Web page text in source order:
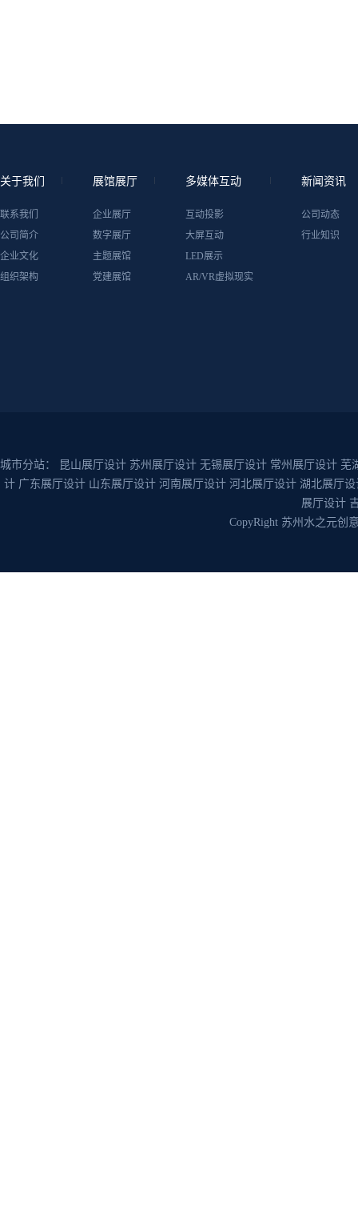
关于我们
联系我们
公司简介
企业文化
组织架构
展馆展厅
企业展厅
数字展厅
主题展馆
党建展馆
多媒体互动
互动投影
大屏互动
LED展示
AR/VR虚拟现实
新闻资讯
公司动态
行业知识
城市分站： 昆山展厅设计 苏州展厅设计 无锡展厅设计 常州展厅设计 芜
计 广东展厅设计 山东展厅设计 河南展厅设计 河北展厅设计 湖北展厅设
展厅设计
CopyRight 苏州水之元创